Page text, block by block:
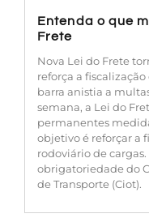
Entenda o que
Frete
Nova Lei do Frete
reforça a
barra anistia a
semana, a Lei do
permanentes
objetivo é reforçar a
rodoviário de
obrigatoriedade do
de Transporte (Ciot).